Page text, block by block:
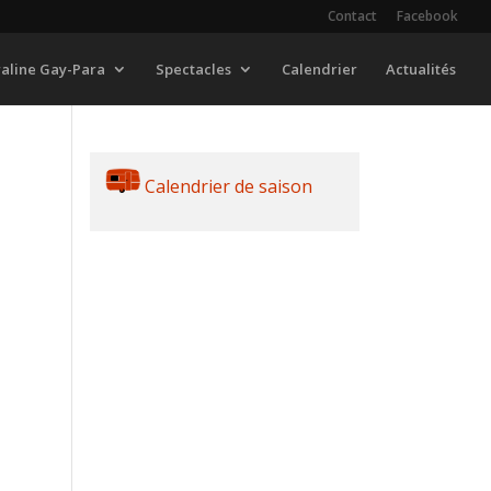
Contact Facebook
Gay-Para Spectacles Calendrier Actualités
Calendrier de saison